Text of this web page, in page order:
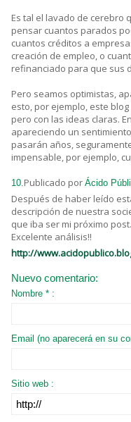
Es tal el lavado de cerebro
pensar cuantos parados
cuantos créditos a
creación de empleo, o
refinanciado para que sus
Pero seamos optimistas,
esto, por ejemplo, este
pero con las ideas claras.
apareciendo un
pasarán años,
impensable, por ejemplo,
10.Publicado por Ácido
Después de haber leído
descripción de nuestra
que iba ser mi próximo
Excelente análisis!!
http://
Nuevo comentario:
Nombre * :
Email (no aparecerá en su
Sitio web :